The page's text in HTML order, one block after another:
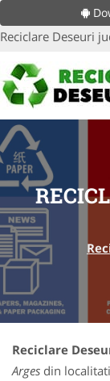
Reciclare Deseuri
Reciclare
Arges din